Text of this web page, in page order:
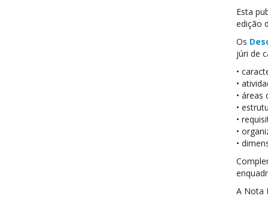
Esta
edição
Os
júri de
•
•
• áreas
•
•
•
•
A Nota